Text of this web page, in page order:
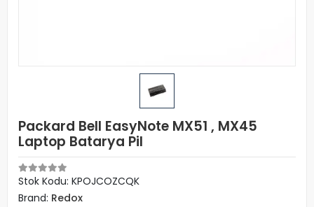
Packard Bell EasyNote MX51 , MX45
Laptop Batarya Pil
Stok Kodu: KPOJCOZCQK
Brand: Redox